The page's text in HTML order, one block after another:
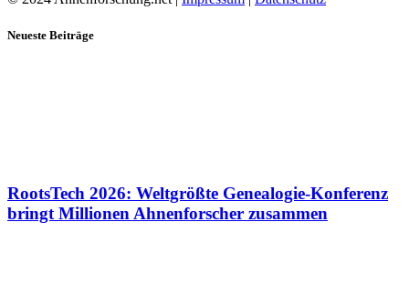
Neueste Beiträge
RootsTech 2026: Weltgrößte Genealogie-Konferenz
bringt Millionen Ahnenforscher zusammen